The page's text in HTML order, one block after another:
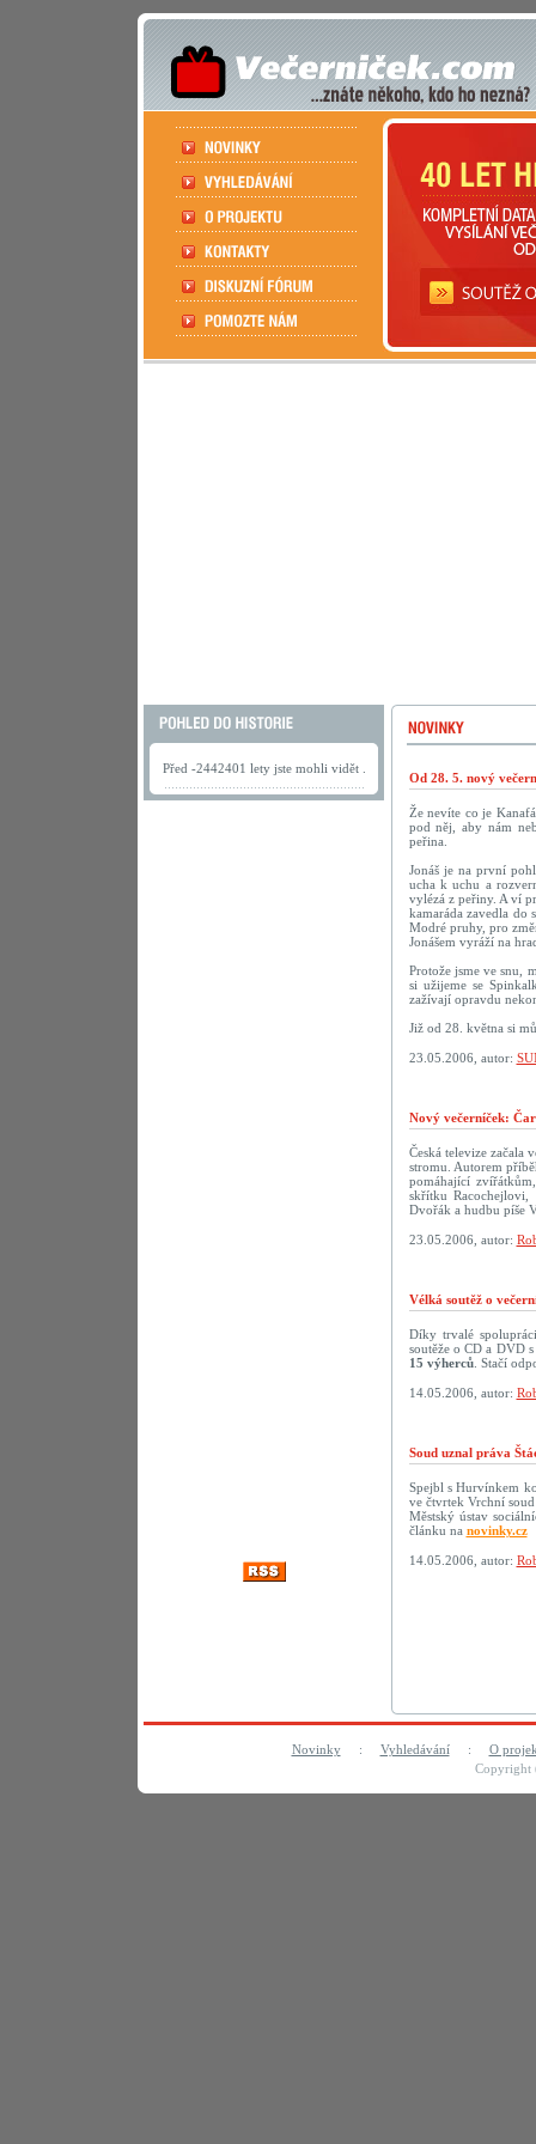
Před -2442401 lety jste mohli vidět .
Od 28. 5. nový
Že nevíte co je
pod něj, aby nám
peřina.
Jonáš je na první
ucha k uchu a
vylézá z peřiny. A ví
kamaráda zavedla do
Modré pruhy, pro
Jonášem vyráží na
Protože jsme ve snu,
si užijeme se
zažívají opravdu
Již od 28. května si
23.05.2006, autor:
Nový večerníček:
Česká televize začala
stromu. Autorem
pomáhající
skřítku
Dvořák a hudbu píše
23.05.2006, autor:
Vélká soutěž o
Díky trvalé
soutěže o CD a DVD
15 výherců. Stačí
14.05.2006, autor:
Soud uznal práva
Spejbl s Hurvínkem
ve čtvrtek Vrchní
Městský ústav
článku na novinky.cz
14.05.2006, autor:
Novinky: Vyhledávání: O
Copyright